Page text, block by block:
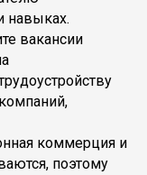
навыках.
вакансии
коммерция и
поэтому